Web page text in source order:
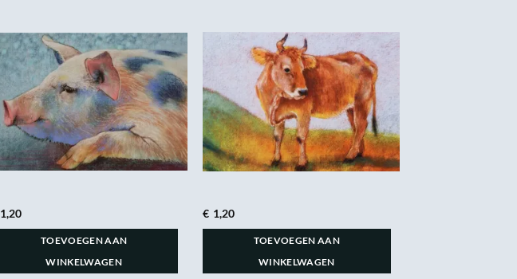
1,20
TOEVOEGEN AAN
WINKELWAGEN
€ 1,20
TOEVOEGEN AAN
WINKELWAGEN